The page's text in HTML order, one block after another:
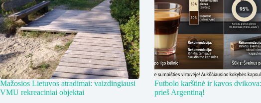
Mažosios Lietuvos atradimai: vaizdingiausi
VMU rekreaciniai objektai
Futbolo karštinė ir kavos
prieš Argentiną!